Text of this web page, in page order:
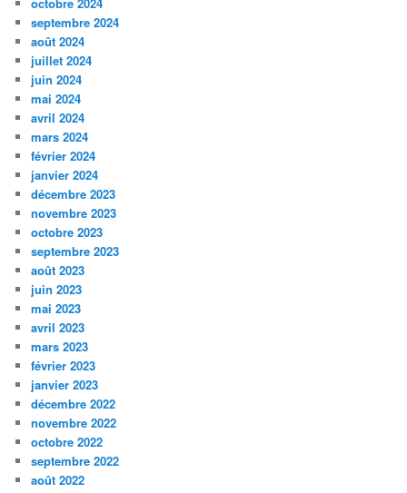
septembre 2024
août 2024
juillet 2024
juin 2024
mai 2024
avril 2024
mars 2024
février 2024
janvier 2024
décembre 2023
novembre 2023
octobre 2023
septembre 2023
août 2023
juin 2023
mai 2023
avril 2023
mars 2023
février 2023
janvier 2023
décembre 2022
novembre 2022
octobre 2022
septembre 2022
août 2022